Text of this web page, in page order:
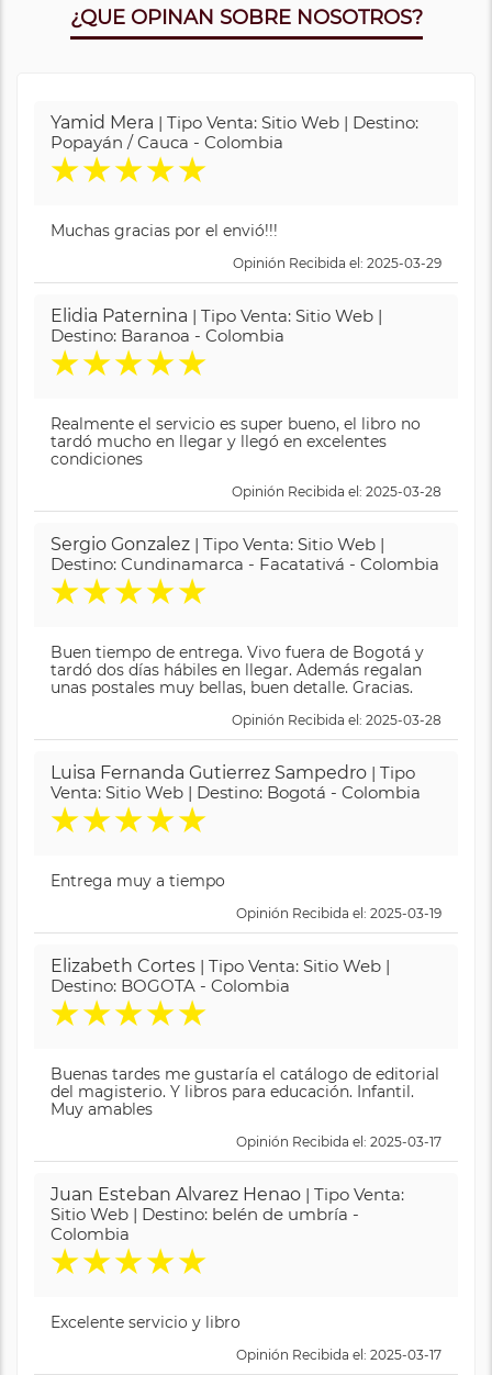
¿QUE OPINAN SOBRE NOSOTROS?
Yamid Mera | Tipo Venta: Sitio Web | Destino:
Popayán / Cauca - Colombia
★★★★★
Muchas gracias por el envió!!!
Opinión Recibida el: 2025-03-29
Elidia Paternina | Tipo Venta: Sitio Web |
Destino: Baranoa - Colombia
★★★★★
Realmente el servicio es super bueno, el libro no
tardó mucho en llegar y llegó en excelentes
condiciones
Opinión Recibida el: 2025-03-28
Sergio Gonzalez | Tipo Venta: Sitio Web |
Destino: Cundinamarca - Facatativá - Colombia
★★★★★
Buen tiempo de entrega. Vivo fuera de Bogotá y
tardó dos días hábiles en llegar. Además regalan
unas postales muy bellas, buen detalle. Gracias.
Opinión Recibida el: 2025-03-28
Luisa Fernanda Gutierrez Sampedro | Tipo
Venta: Sitio Web | Destino: Bogotá - Colombia
★★★★★
Entrega muy a tiempo
Opinión Recibida el: 2025-03-19
Elizabeth Cortes | Tipo Venta: Sitio Web |
Destino: BOGOTA - Colombia
★★★★★
Buenas tardes me gustaría el catálogo de editorial
del magisterio. Y libros para educación. Infantil.
Muy amables
Opinión Recibida el: 2025-03-17
Juan Esteban Alvarez Henao | Tipo Venta:
Sitio Web | Destino: belén de umbría -
Colombia
★★★★★
Excelente servicio y libro
Opinión Recibida el: 2025-03-17